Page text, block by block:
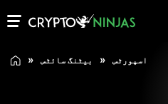
بیٹنگ سائٹس اسپورٹس